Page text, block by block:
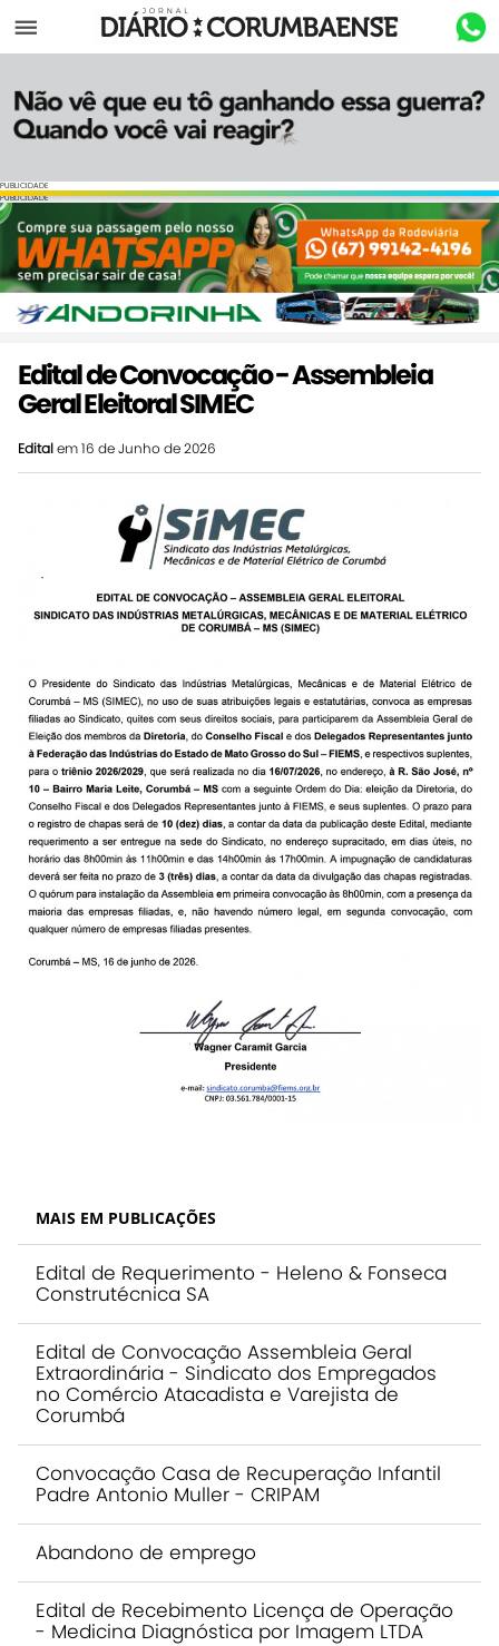
Menu
PUBLICIDADE
PUBLICIDADE
Edital de Convocação - Assembleia
Geral Eleitoral SIMEC
Editalem 16 de Junho de 2026
MAIS EM PUBLICAÇÕES
Edital de Requerimento - Heleno & Fonseca
Construtécnica SA
Edital de Convocação Assembleia Geral
Extraordinária - Sindicato dos Empregados
no Comércio Atacadista e Varejista de
Corumbá
Convocação Casa de Recuperação Infantil
Padre Antonio Muller - CRIPAM
Abandono de emprego
Edital de Recebimento Licença de Operação
- Medicina Diagnóstica por Imagem LTDA